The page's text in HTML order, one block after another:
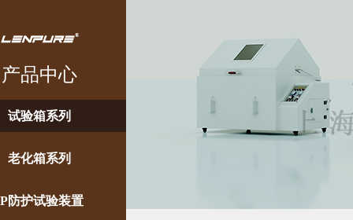
产品中心
试验箱系列
老化箱系列
防护试验装置